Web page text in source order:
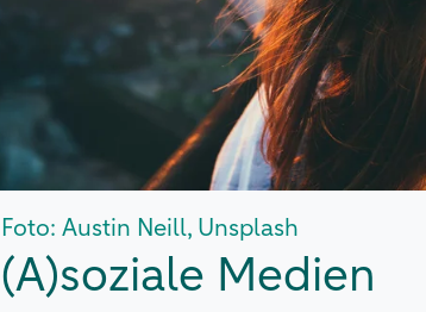
Foto: Austin Neill, Unsplash
(A)soziale Medien